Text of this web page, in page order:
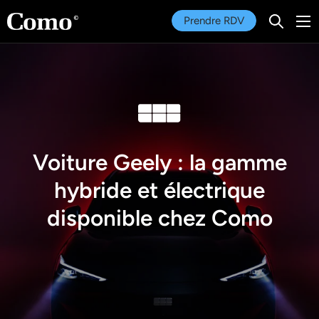
Aller au contenu
Prendre RDV
Voiture Geely : la gamme
hybride et électrique
disponible chez Como